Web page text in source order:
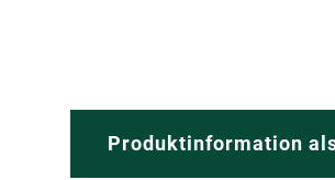
Produktinformation